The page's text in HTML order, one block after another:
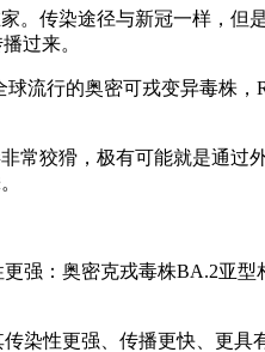
传染途径与新冠一样，
过来。
流行的奥密可戎变异毒株
狡猾，极有可能就是通
：奥密克戎毒株BA.2亚
染性更强、传播更快、更